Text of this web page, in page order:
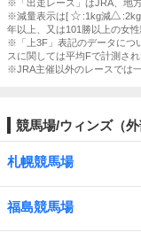
※「出走レース」はJRA、地
※減量表示は[
:1kg減
年以上、又は101勝以上の女性
※「上3F」表記のデータにつ
スに関しては平均Fで計測され
※JRA主催以外のレースでは
競馬場/ウィンズ（外
札幌競馬場
福島競馬場